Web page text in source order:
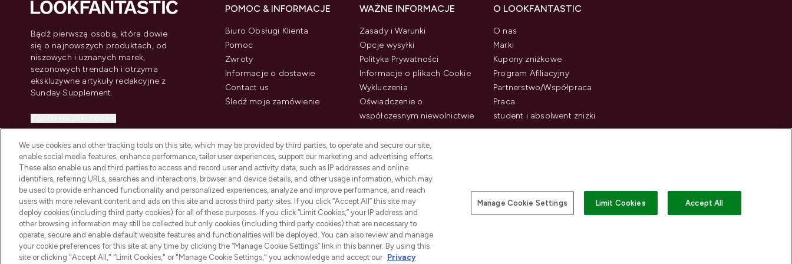
Bądź pierwszą osobą, która dowie
się o najnowszych produktach, od
niszowych i uznanych marek,
sezonowych trendach i otrzyma
ekskluzywne artykuły redakcyjne z
Sunday Supplement.
Information
POMOC & INFORMACJE
Biuro Obsługi Klienta
Pomoc
Zwroty
Informacje o dostawie
Contact us
Śledź moje zamówienie
WAŻNE INFORMACJE
Zasady i Warunki
Opcje wysyłki
Polityka Prywatności
Informacje o plikach Cookie
Wykluczenia
Oświadczenie o
współczesnym niewolnictwie
O LOOKFANTASTIC
O nas
Marki
Kupony zniżkowe
Program Afiliacyjny
Partnerstwo/Współpraca
Praca
student i absolwent zniżki
2026 The Hut Group Płać bezpiecznie za pomocą
We use cookies and other tracking tools on this site, which may be provided by third parties, to operate and secure our site,
enable social media features, enhance performance, tailor user experiences, support our marketing and advertising efforts.
These also enable us and third parties to access and record user and activity data, such as IP addresses and online
identifiers, referring URLs, searches and interactions, browser and device details, and other usage information, which may
be used to provide enhanced functionality and personalized experiences, analyze and improve performance, and reach
users with more relevant content and ads on this site and across third party sites. If you click “Accept All” this site may
deploy cookies (including third party cookies) for all of these purposes. If you click “Limit Cookies,” your IP address and
other browsing information may still be collected but only cookies (including third party cookies) that are necessary to
operate, secure and enable default website features and functionalities will be deployed. You can also review and manage
your cookie preferences for this site at any time by clicking the “Manage Cookie Settings” link in this banner. By using this
site or clicking "Accept All," "Limit Cookies," or "Manage Cookie Settings," you acknowledge and accept our Privacy
Manage Cookie Settings Limit Cookies Accept All